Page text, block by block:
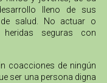
lleno de sus
de salud. No actuar o
seguras con
coacciones de ningún
ser una persona digna